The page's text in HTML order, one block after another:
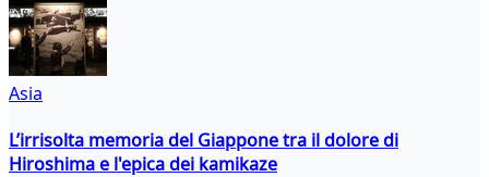
Asia
L’irrisolta memoria del Giappone tra il dolore di
Hiroshima e l'epica dei kamikaze